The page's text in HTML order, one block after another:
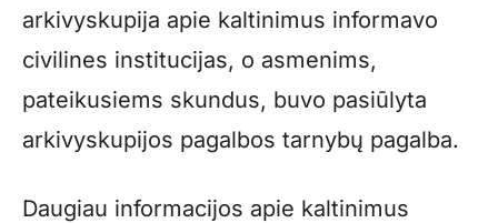
arkivyskupija apie kaltinimus informavo
civilines institucijas, o asmenims,
pateikusiems skundus, buvo pasiūlyta
arkivyskupijos pagalbos tarnybų pagalba.
Daugiau informacijos apie kaltinimus